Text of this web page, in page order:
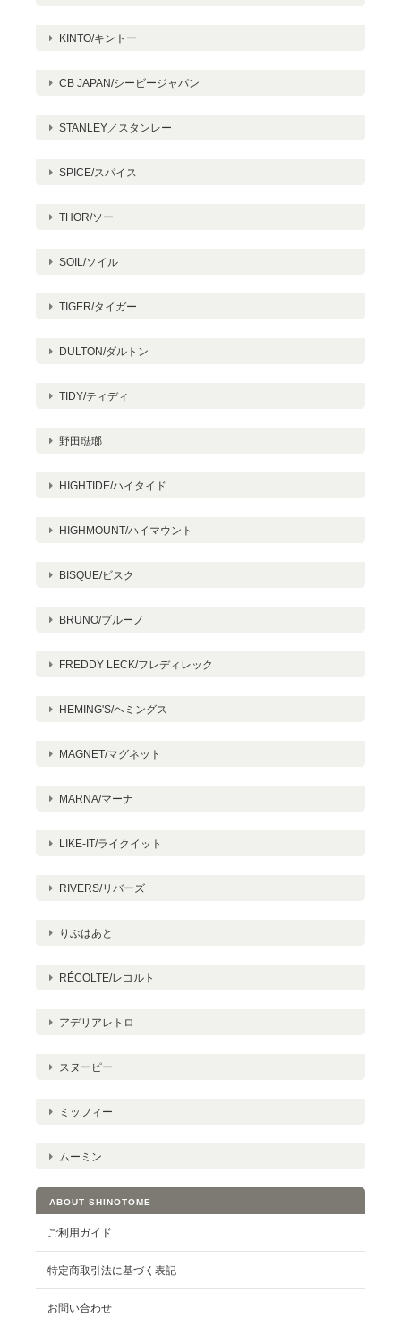
KINTO/キントー
CB JAPAN/シービージャパン
STANLEY／スタンレー
SPICE/スパイス
THOR/ソー
SOIL/ソイル
TIGER/タイガー
DULTON/ダルトン
TIDY/ティディ
野田琺瑯
HIGHTIDE/ハイタイド
HIGHMOUNT/ハイマウント
BISQUE/ビスク
BRUNO/ブルーノ
FREDDY LECK/フレディレック
HEMING'S/ヘミングス
MAGNET/マグネット
MARNA/マーナ
LIKE-IT/ライクイット
RIVERS/リバーズ
りぶはあと
RÉCOLTE/レコルト
アデリアレトロ
スヌーピー
ミッフィー
ムーミン
ABOUT SHINOTOME
ご利用ガイド
特定商取引法に基づく表記
お問い合わせ